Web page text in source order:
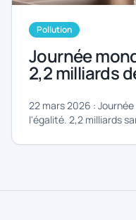
Pollution
Journée
2,2 milliards
accès. Et
de votre
22 mars 2026 :
l'égalité. 2,2 milliards